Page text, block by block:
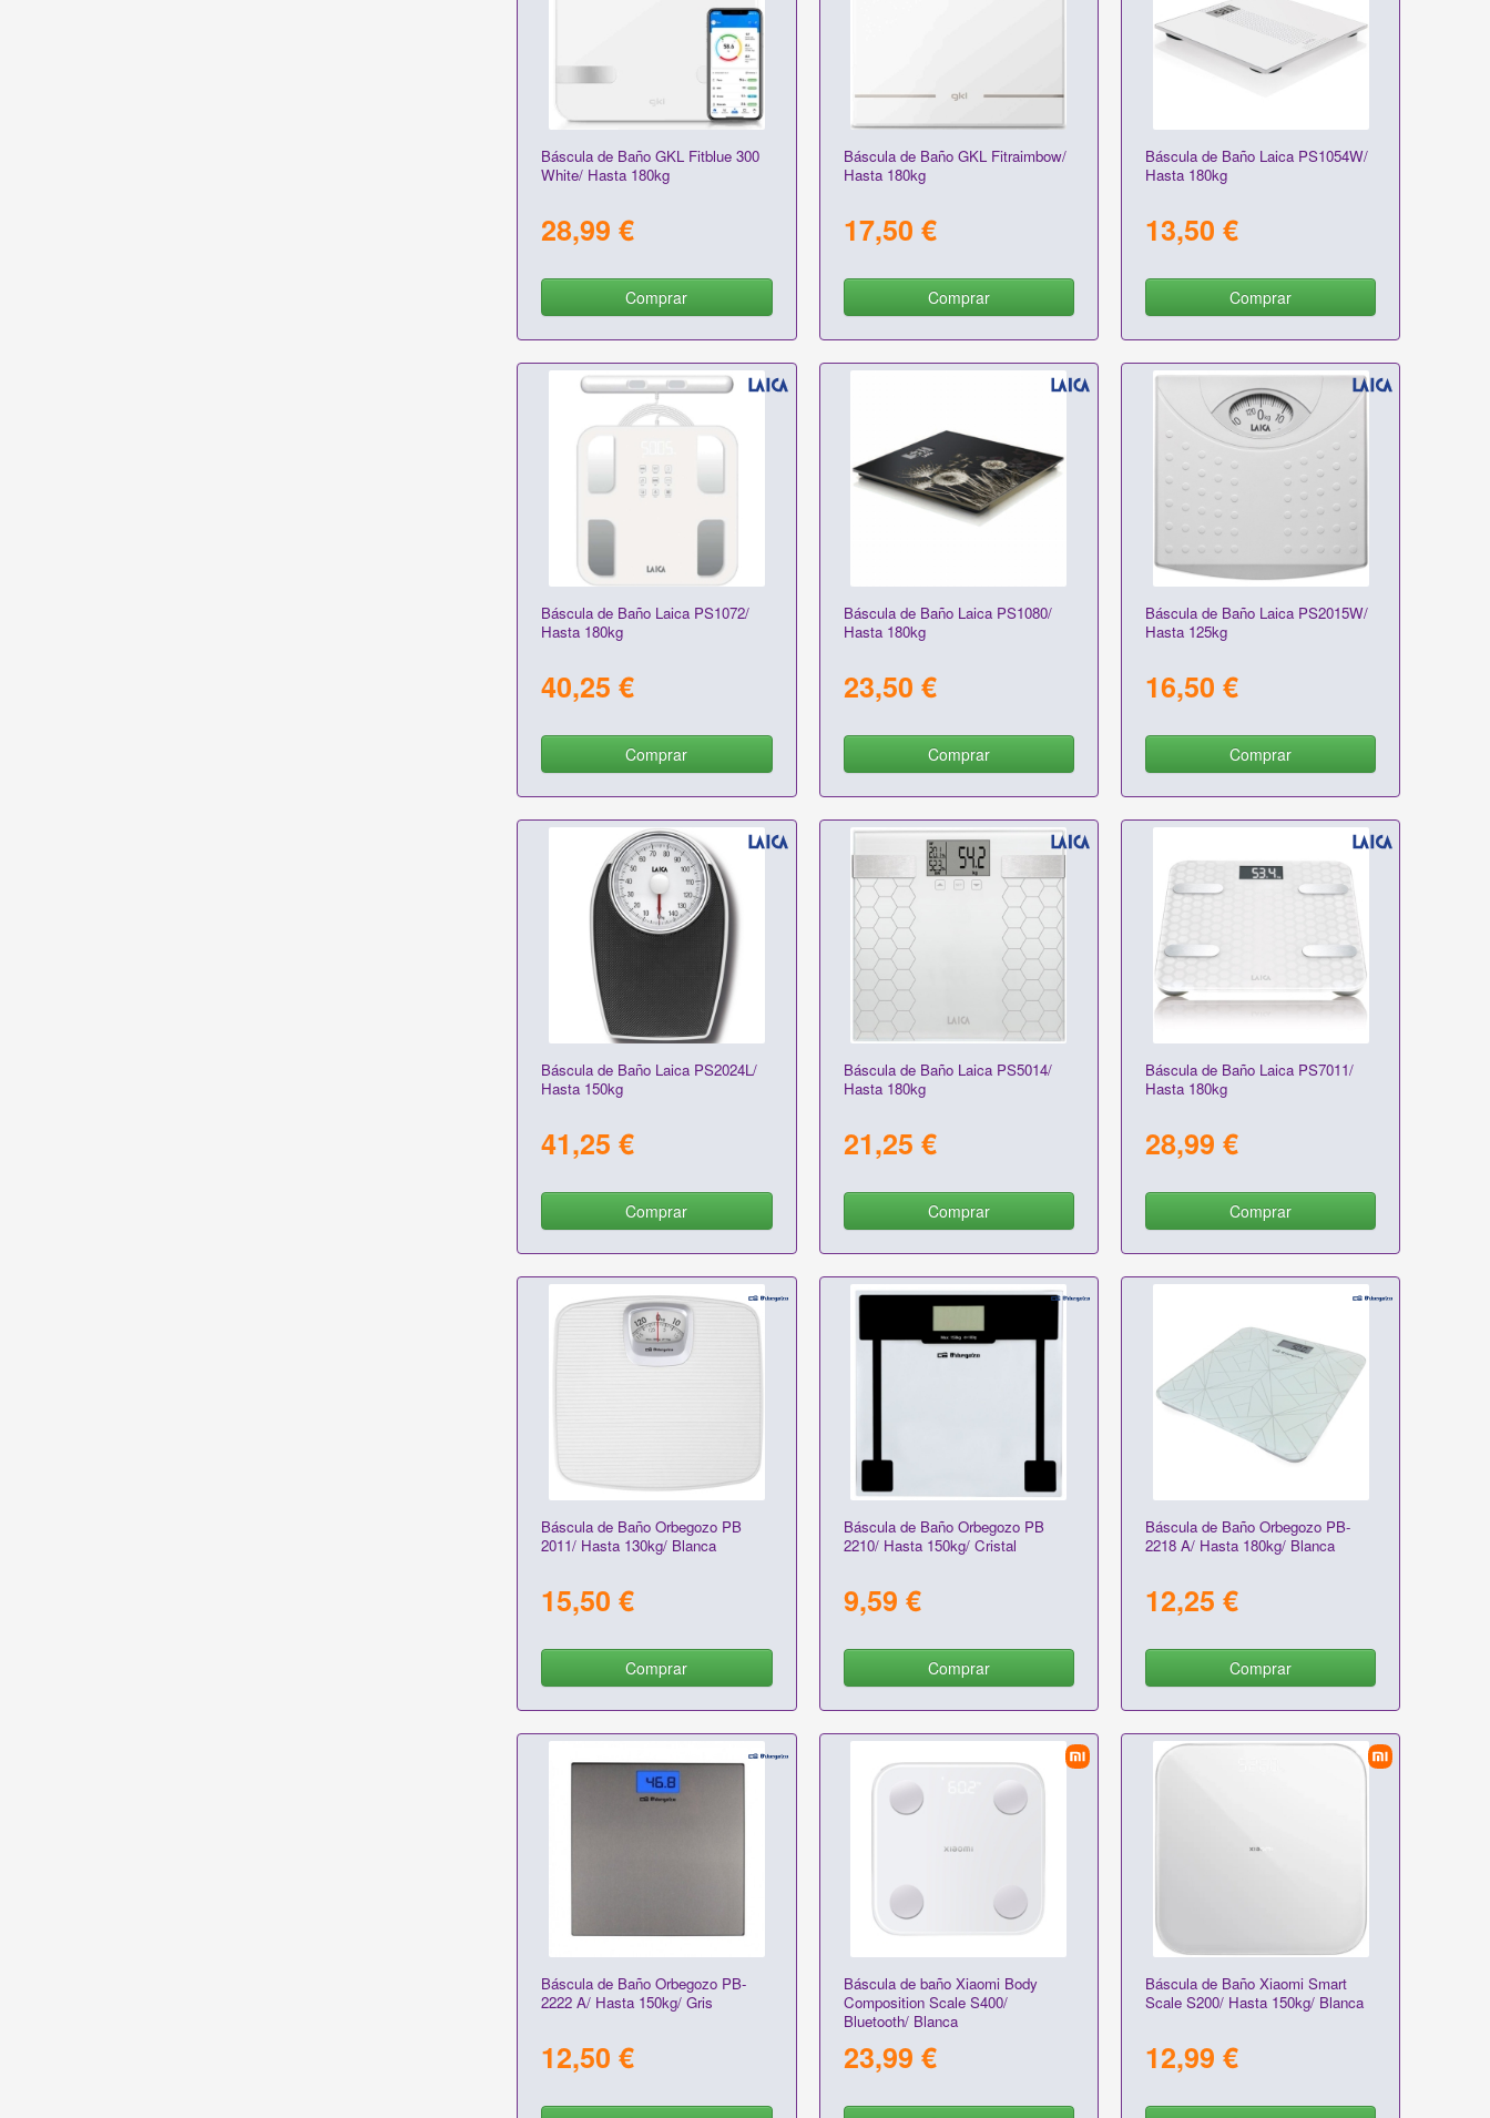
Báscula de Baño GKL Fitblue 300
White/ Hasta 180kg
28,99 €
Comprar
Báscula de Baño GKL Fitraimbow/
Hasta 180kg
17,50 €
Comprar
Báscula de Baño Laica PS1054W/
Hasta 180kg
13,50 €
Comprar
Báscula de Baño Laica PS1072/
Hasta 180kg
40,25 €
Comprar
Báscula de Baño Laica PS1080/
Hasta 180kg
23,50 €
Comprar
Báscula de Baño Laica PS2015W/
Hasta 125kg
16,50 €
Comprar
Báscula de Baño Laica PS2024L/
Hasta 150kg
41,25 €
Comprar
Báscula de Baño Laica PS5014/
Hasta 180kg
21,25 €
Comprar
Báscula de Baño Laica PS7011/
Hasta 180kg
28,99 €
Comprar
Báscula de Baño Orbegozo PB
2011/ Hasta 130kg/ Blanca
15,50 €
Comprar
Báscula de Baño Orbegozo PB
2210/ Hasta 150kg/ Cristal
9,59 €
Comprar
Báscula de Baño Orbegozo PB-
2218 A/ Hasta 180kg/ Blanca
12,25 €
Comprar
Báscula de Baño Orbegozo PB-
2222 A/ Hasta 150kg/ Gris
12,50 €
Báscula de baño Xiaomi Body
Composition Scale S400/
Bluetooth/ Blanca
23,99 €
Báscula de Baño Xiaomi Smart
Scale S200/ Hasta 150kg/ Blanca
12,99 €